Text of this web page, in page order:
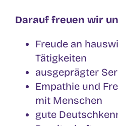
Darauf freuen wir
Freude an
Tätigkeiten
ausgeprägter
Empathie und
mit Menschen
gute